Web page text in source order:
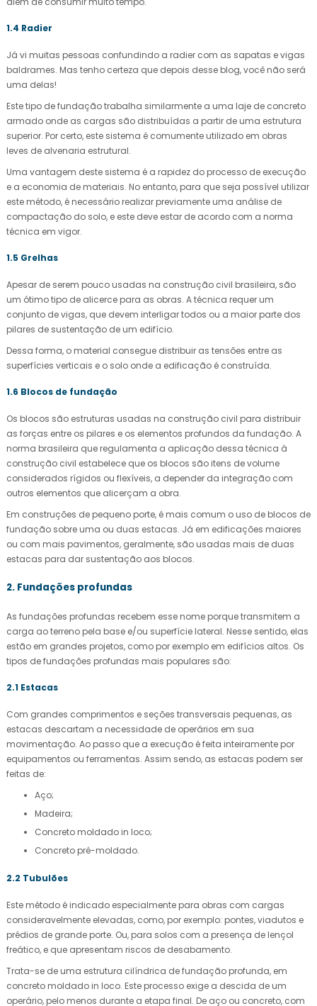
1.4 Radier
Já vi muitas pessoas confundindo a radier com as sapatas e vigas
baldrames. Mas tenho certeza que depois desse blog, você não será
uma delas!
Este tipo de fundação trabalha similarmente a uma laje de concreto
armado onde as cargas são distribuídas a partir de uma estrutura
superior. Por certo, este sistema é comumente utilizado em obras
leves de alvenaria estrutural.
Uma vantagem deste sistema é a rapidez do processo de execução
e a economia de materiais. No entanto, para que seja possível utilizar
este método, é necessário realizar previamente uma análise de
compactação do solo, e este deve estar de acordo com a norma
técnica em vigor.
1.5 Grelhas
Apesar de serem pouco usadas na construção civil brasileira, são
um ótimo tipo de alicerce para as obras. A técnica requer um
conjunto de vigas, que devem interligar todos ou a maior parte dos
pilares de sustentação de um edifício.
Dessa forma, o material consegue distribuir as tensões entre as
superfícies verticais e o solo onde a edificação é construída.
1.6 Blocos de fundação
Os blocos são estruturas usadas na construção civil para distribuir
as forças entre os pilares e os elementos profundos da fundação. A
norma brasileira que regulamenta a aplicação dessa técnica à
construção civil estabelece que os blocos são itens de volume
considerados rígidos ou flexíveis, a depender da integração com
outros elementos que alicerçam a obra.
Em construções de pequeno porte, é mais comum o uso de blocos de
fundação sobre uma ou duas estacas. Já em edificações maiores
ou com mais pavimentos, geralmente, são usadas mais de duas
estacas para dar sustentação aos blocos.
2. Fundações profundas
As fundações profundas recebem esse nome porque transmitem a
carga ao terreno pela base e/ou superfície lateral. Nesse sentido, elas
estão em grandes projetos, como por exemplo em edifícios altos. Os
tipos de fundações profundas mais populares são:
2.1 Estacas
Com grandes comprimentos e seções transversais pequenas, as
estacas descartam a necessidade de operários em sua
movimentação. Ao passo que a execução é feita inteiramente por
equipamentos ou ferramentas. Assim sendo, as estacas podem ser
feitas de:
Aço;
Madeira;
Concreto moldado in loco;
Concreto pré-moldado.
2.2 Tubulões
Este método é indicado especialmente para obras com cargas
consideravelmente elevadas, como, por exemplo: pontes, viadutos e
prédios de grande porte. Ou, para solos com a presença de lençol
freático, e que apresentam riscos de desabamento.
Trata-se de uma estrutura cilíndrica de fundação profunda, em
concreto moldado in loco. Este processo exige a descida de um
operário, pelo menos durante a etapa final. De aço ou concreto, com